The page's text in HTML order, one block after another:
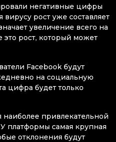
негативные цифры
вирусу рост уже составляет
увеличение всего на
это рост, который может
Facebook будут
на социальную
цифра будет только
наиболее привлекательной
платформы самая крупная
отклонения будут